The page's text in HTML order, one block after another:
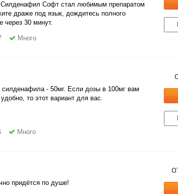
Силденафил Софт стал любимым препаратом
драже под язык, дождитесь полного
через 30 минут.
Много
дозы в 100мг вам
то этот вариант для вас.
Много
придётся по душе!